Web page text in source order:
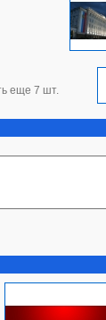
еще 7 шт.